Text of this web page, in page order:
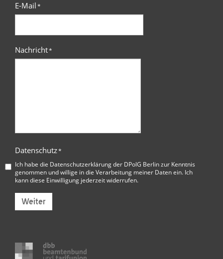
E-Mail*
Nachricht*
Datenschutz*
Ich habe die Datenschutzerklärung der DPolG Berlinzur Kenntnis
genommen und willige in die Verarbeitung meiner Daten ein. Ich
kann diese Einwilligung jederzeit widerrufen.
Weiter